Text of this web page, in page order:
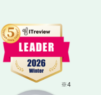
※4